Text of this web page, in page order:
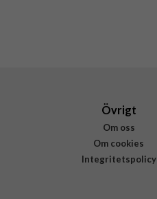
Övrigt
Om oss
Om cookies
Integritetspolicy